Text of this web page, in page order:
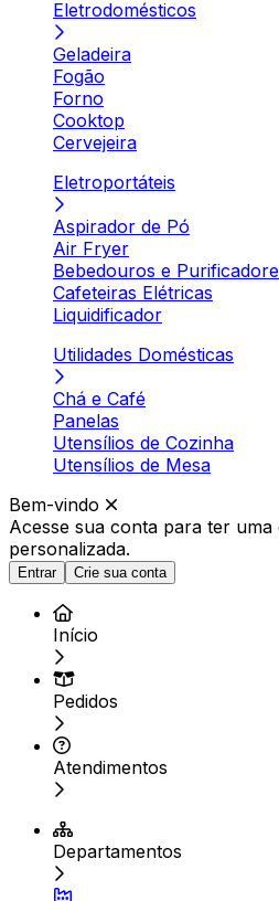
Eletrodomésticos
Geladeira
Fogão
Forno
Cooktop
Cervejeira
Eletroportáteis
Aspirador de Pó
Air Fryer
Bebedouros e
Cafeteiras Elétricas
Liquidificador
Utilidades Domésticas
Chá e Café
Panelas
Utensílios de Cozinha
Utensílios de Mesa
Bem-vindo
Acesse sua conta para ter uma
personalizada.
Entrar Crie sua conta
Início
Pedidos
Atendimentos
Departamentos